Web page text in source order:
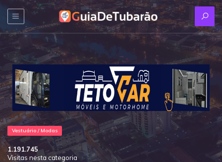
Vestuário / Modas
1.191.745
Visitas nesta categoria